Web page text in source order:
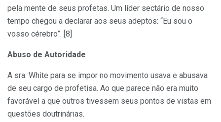
pela mente de seus profetas. Um líder sectário de nosso
tempo chegou a declarar aos seus adeptos: “Eu sou o
vosso cérebro”. [8]
Abuso de Autoridade
A sra. White para se impor no movimento usava e abusava
de seu cargo de profetisa. Ao que parece não era muito
favorável a que outros tivessem seus pontos de vistas em
questões doutrinárias.